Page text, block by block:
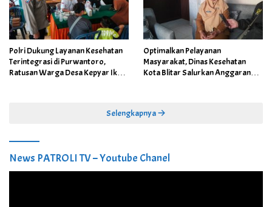
Polri Dukung Layanan Kesehatan
Terintegrasi di Purwantoro,
Ratusan Warga Desa Kepyar Ikuti
Optimalkan Pelayanan
Masyarakat, Dinas Kesehatan
Kota Blitar Salurkan Anggaran
Selengkapnya
News PATROLI TV – Youtube Chanel